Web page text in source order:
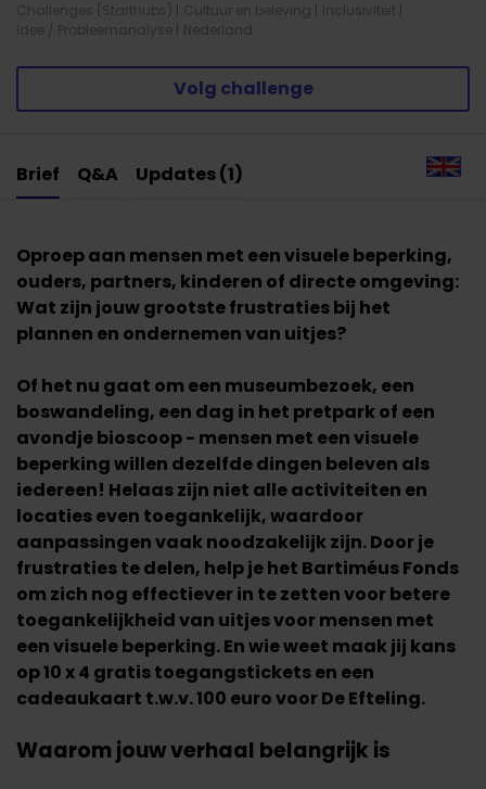
Challenges (Starthubs) Cultuur en beleving Inclusiviteit
Idee / Probleemanalyse
Nederland
Volg challenge
Brief Q&A Updates (1)
Oproep aan mensen met een visuele beperking,
ouders, partners, kinderen of directe omgeving:
Wat zijn jouw grootste frustraties bij het
plannen en ondernemen van uitjes?
Of het nu gaat om een museumbezoek, een
boswandeling, een dag in het pretpark of een
avondje bioscoop - mensen met een visuele
beperking willen dezelfde dingen beleven als
iedereen! Helaas zijn niet alle activiteiten en
locaties even toegankelijk, waardoor
aanpassingen vaak noodzakelijk zijn. Door je
frustraties te delen, help je het Bartiméus Fonds
om zich nog effectiever in te zetten voor betere
toegankelijkheid van uitjes voor mensen met
een visuele beperking. En wie weet maak jij kans
op 10 x 4 gratis toegangstickets en een
cadeaukaart t.w.v. 100 euro voor De Efteling.
Waarom jouw verhaal belangrijk is